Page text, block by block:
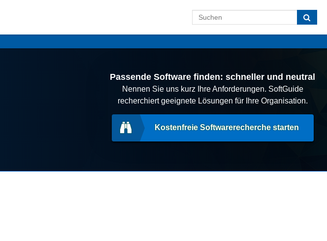
Passende Software finden: schneller und neutral
Nennen Sie uns kurz Ihre Anforderungen. SoftGuide
recherchiert geeignete Lösungen für Ihre Organisation.
Kostenfreie Softwarerecherche starten